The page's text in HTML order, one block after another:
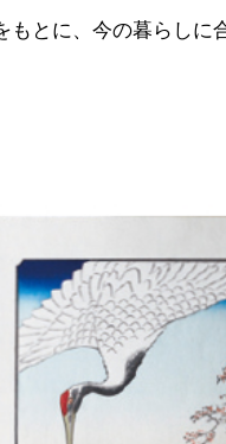
もとに、今の暮らしに